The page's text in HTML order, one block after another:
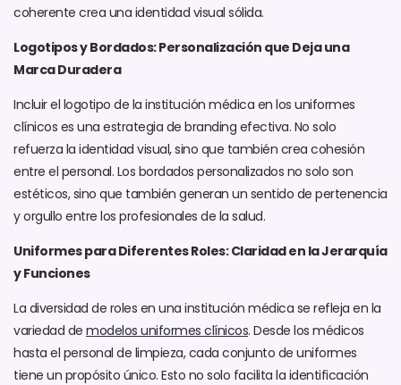
coherente crea una identidad visual sólida.
Logotipos y Bordados: Personalización que Deja una
Marca Duradera
Incluir el logotipo de la institución médica en los uniformes
clínicos es una estrategia de branding efectiva. No solo
refuerza la identidad visual, sino que también crea cohesión
entre el personal. Los bordados personalizados no solo son
estéticos, sino que también generan un sentido de pertenencia
y orgullo entre los profesionales de la salud.
Uniformes para Diferentes Roles: Claridad en la Jerarquía
y Funciones
La diversidad de roles en una institución médica se refleja en la
variedad de modelos uniformes clínicos. Desde los médicos
hasta el personal de limpieza, cada conjunto de uniformes
tiene un propósito único. Esto no solo facilita la identificación